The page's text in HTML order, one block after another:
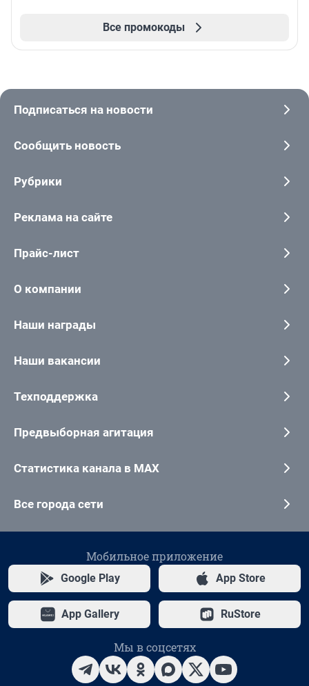
Все промокоды
Подписаться на новости
Сообщить новость
Рубрики
Реклама на сайте
Прайс-лист
О компании
Наши награды
Наши вакансии
Техподдержка
Предвыборная агитация
Статистика канала в MAX
Все города сети
Мобильное приложение
Google Play App Store
App Gallery RuStore
Мы в соцсетях